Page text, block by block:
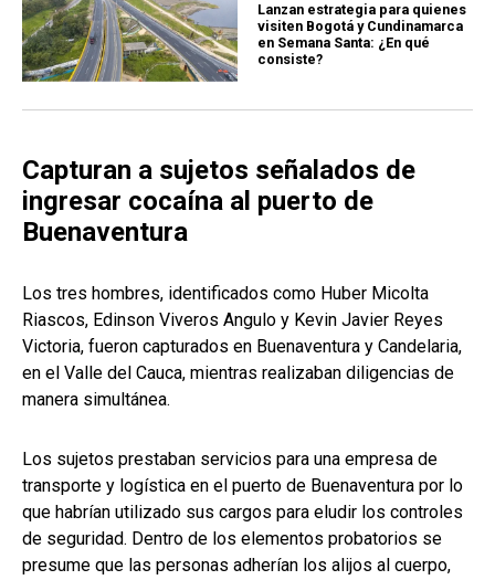
Lanzan estrategia para quienes
visiten Bogotá y Cundinamarca
en Semana Santa: ¿En qué
consiste?
Capturan a sujetos señalados de
ingresar cocaína al puerto de
Buenaventura
Los tres hombres, identificados como Huber Micolta
Riascos, Edinson Viveros Angulo y Kevin Javier Reyes
Victoria, fueron capturados en Buenaventura y Candelaria,
en el Valle del Cauca, mientras realizaban diligencias de
manera simultánea.
Los sujetos prestaban servicios para una empresa de
transporte y logística en el puerto de Buenaventura por lo
que habrían utilizado sus cargos para eludir los controles
de seguridad. Dentro de los elementos probatorios se
presume que las personas adherían los alijos al cuerpo,